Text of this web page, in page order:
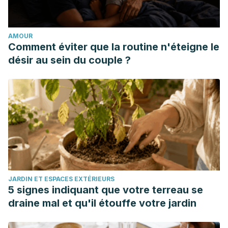
prevention of cardiovascular disease. Cochrane Database
Syst Rev, 2018.
Chang KH., Cheng ML., Chiang MC., Chen CM., Lipophilic
antioxidants in neurodegenerative disease. Clin Chim Acta,
AMOUR
Comment éviter que la routine n'éteigne le
désir au sein du couple ?
JARDIN ET ESPACES EXTÉRIEURS
5 signes indiquant que votre terreau se
draine mal et qu'il étouffe votre jardin